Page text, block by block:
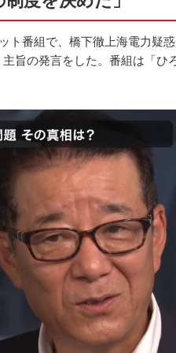
ト番組で、橋下徹上海電力疑
旨の発言をした。番組は「ひ